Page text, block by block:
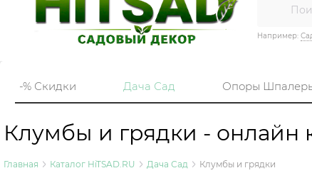
Например:
-% Скидки Дача Сад Опоры
Клумбы и грядки - онлайн
Главная Каталог HiTSAD.RU Дача Сад Клумбы и грядки